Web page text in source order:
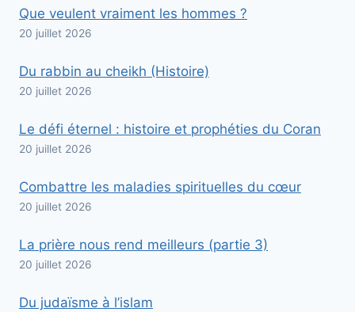
Que veulent vraiment les hommes ?
20 juillet 2026
Du rabbin au cheikh (Histoire)
20 juillet 2026
Le défi éternel : histoire et prophéties du Coran
20 juillet 2026
Combattre les maladies spirituelles du cœur
20 juillet 2026
La prière nous rend meilleurs (partie 3)
20 juillet 2026
Du judaïsme à l’islam